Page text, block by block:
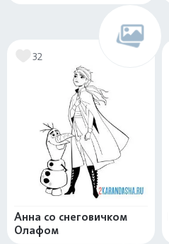
32
Анна со снеговичком
Олафом